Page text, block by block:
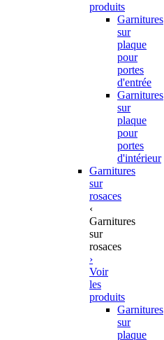
produits
Garnitures
sur
plaque
pour
portes
d'entrée
Garnitures
sur
plaque
pour
portes
d'intérieur
Garnitures
sur
rosaces
‹
Garnitures
sur
rosaces
›
Voir
les
produits
Garnitures
sur
plaque